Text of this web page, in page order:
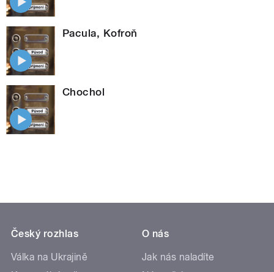
Pacula, Kofroň
Chochol
Český rozhlas
Válka na Ukrajině
O nás
Jak nás naladíte